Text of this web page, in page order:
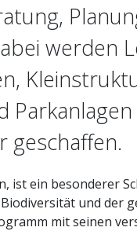
werden
geschaffen.
ist ein besonderer
und der
mit seinen